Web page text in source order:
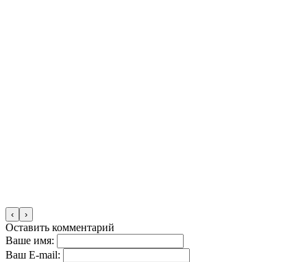
‹ ›
Оставить комментарий
Ваше имя:
Ваш E-mail: